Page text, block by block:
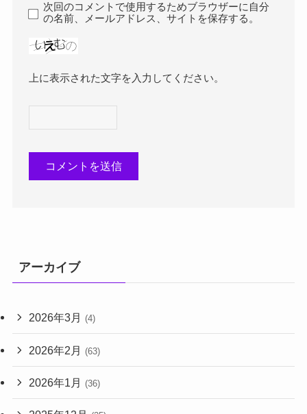
次回のコメントで使用するためブラウザーに自分
の名前、メールアドレス、サイトを保存する。
上に表示された文字を入力してください。
アーカイブ
2026年3月 (4)
2026年2月 (63)
2026年1月 (36)